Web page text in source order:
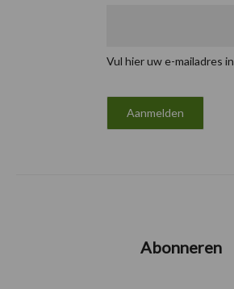
Vul hier uw e-mailadres in
Abonneren